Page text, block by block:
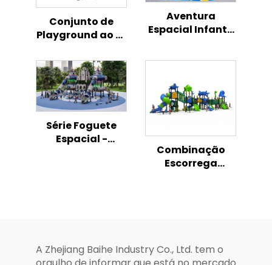
Conjunto de
Playground ao Ar
de Parque
Temático de
Frango - Zona de
Atividades para
Crianças
Aventura
Espacial Infantil
Série Foguete
Espacial -
Combinação
Escorrega
A Zhejiang Baihe Industry Co., Ltd. tem o